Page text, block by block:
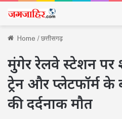
Home/छत्तीसगढ़
मुंगेर रेलवे स्टेशन पर
ट्रेन और प्लेटफॉर्म
की दर्दनाक मौत